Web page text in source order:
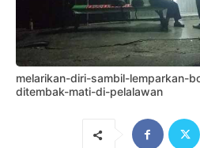
melarikan-diri-sambil-lemparkan-
ditembak-mati-di-pelalawan